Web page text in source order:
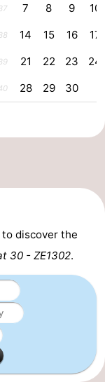
7 8 9 10
14 15 16 17
21 22 23 24
28 29 30
discover the
30 - ZE1302.